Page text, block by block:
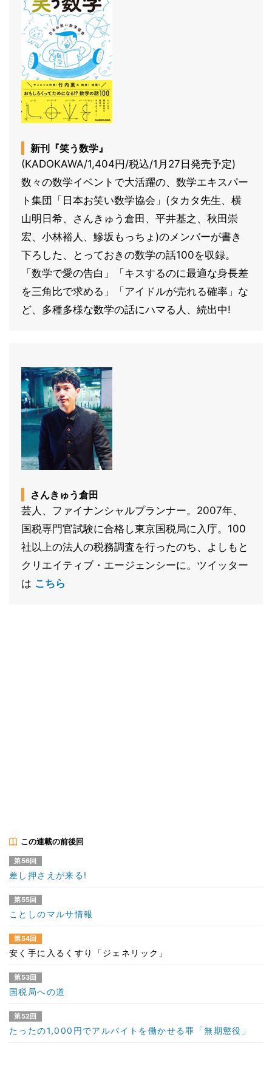
新刊『笑う数学』
(KADOKAWA/1,404円/税込/1月27日発売予定)
数々の数学イベントで大活躍の、数学エキスパー
ト集団「日本お笑い数学協会」(タカタ先生、横
山明日希、さんきゅう倉田、平井基之、秋田崇
宏、小林裕人、鰺坂もっちょ)のメンバーが書き
下ろした、とっておきの数学の話100を収録。
「数学で愛の告白」「キスするのに最適な身長差
を三角比で求める」「アイドルが売れる確率」な
ど、多種多様な数学の話にハマる人、続出中!
さんきゅう倉田
芸人、ファイナンシャルプランナー。2007年、
国税専門官試験に合格し東京国税局に入庁。100
社以上の法人の税務調査を行ったのち、よしもと
クリエイティブ・エージェンシーに。ツイッター
は こちら
この連載の前後回
第56回
差し押さえが来る!
第55回
ことしのマルサ情報
第54回
安く手に入るくすり「ジェネリック」
第53回
国税局への道
第52回
たったの1,000円でアルバイトを働かせる罪「無期懲役」